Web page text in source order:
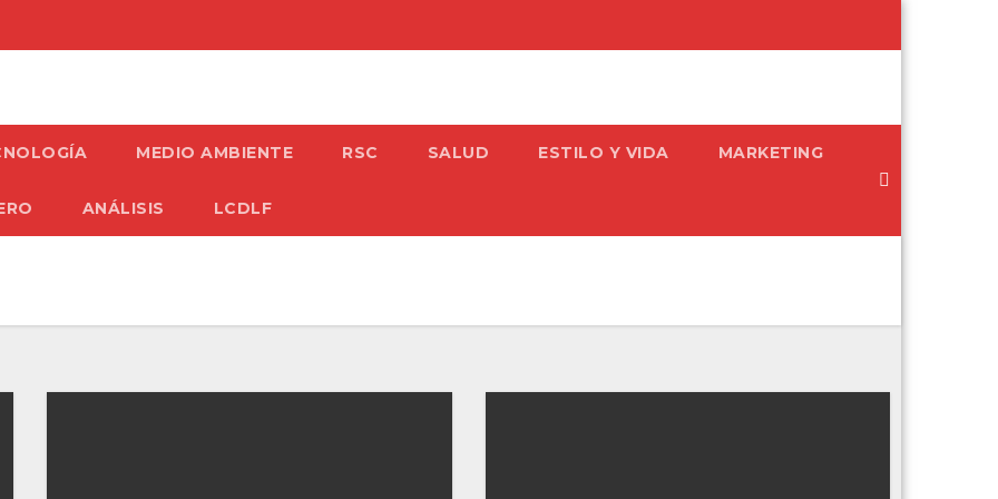
MEDIO AMBIENTE RSC SALUD ESTILO Y VIDA MARKETING
ANÁLISIS LCDLF